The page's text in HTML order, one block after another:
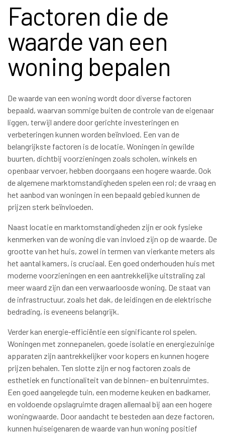
Factoren die de
waarde van een
woning bepalen
De waarde van een woning wordt door diverse factoren
bepaald, waarvan sommige buiten de controle van de eigenaar
liggen, terwijl andere door gerichte investeringen en
verbeteringen kunnen worden beïnvloed. Een van de
belangrijkste factoren is de locatie. Woningen in gewilde
buurten, dichtbij voorzieningen zoals scholen, winkels en
openbaar vervoer, hebben doorgaans een hogere waarde. Ook
de algemene marktomstandigheden spelen een rol; de vraag en
het aanbod van woningen in een bepaald gebied kunnen de
prijzen sterk beïnvloeden.
Naast locatie en marktomstandigheden zijn er ook fysieke
kenmerken van de woning die van invloed zijn op de waarde. De
grootte van het huis, zowel in termen van vierkante meters als
het aantal kamers, is cruciaal. Een goed onderhouden huis met
moderne voorzieningen en een aantrekkelijke uitstraling zal
meer waard zijn dan een verwaarloosde woning. De staat van
de infrastructuur, zoals het dak, de leidingen en de elektrische
bedrading, is eveneens belangrijk.
Verder kan energie-efficiëntie een significante rol spelen.
Woningen met zonnepanelen, goede isolatie en energiezuinige
apparaten zijn aantrekkelijker voor kopers en kunnen hogere
prijzen behalen. Ten slotte zijn er nog factoren zoals de
esthetiek en functionaliteit van de binnen- en buitenruimtes.
Een goed aangelegde tuin, een moderne keuken en badkamer,
en voldoende opslagruimte dragen allemaal bij aan een hogere
woningwaarde. Door aandacht te besteden aan deze factoren,
kunnen huiseigenaren de waarde van hun woning positief